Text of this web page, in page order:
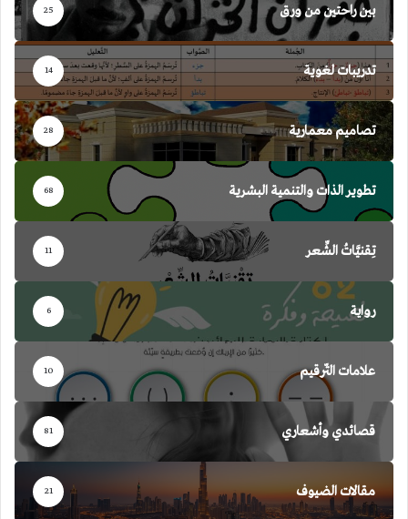
بين راحتين من ورق 25
تدريبات لغوية 14
تصاميم معمارية 28
تطوير الذات والتنمية البشرية 68
تِقنيَّاتُ الشِّعر 11
رواية 6
علامات التّرقيم 10
قصائدي وأشعاري 81
مقالات الضيوف 21